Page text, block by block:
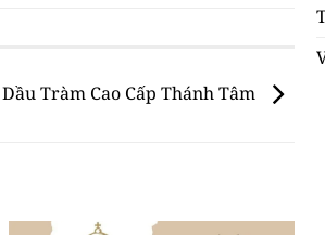
Tràm Cao Cấp Thánh Tâm